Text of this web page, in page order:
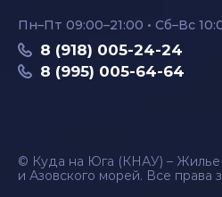
Пн–Пт 09:00–21:00 • Сб–Вс
8 (918) 005-24-24
8 (995) 005-64-64
© Куда на Юга (КНАУ) – Жилье
и Азовского морей. Все права